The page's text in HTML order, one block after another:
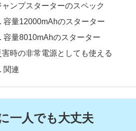
ャンプスターターのスペック
容量12000mAhのスターター
容量8010mAhのスターター
害時の非常電源としても使える
関連
一人でも大丈夫